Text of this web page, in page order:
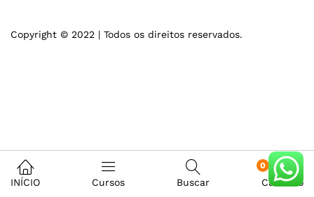
Copyright © 2022 | Todos os direitos reservados.
INÍCIO Cursos Buscar
0
Carrinho